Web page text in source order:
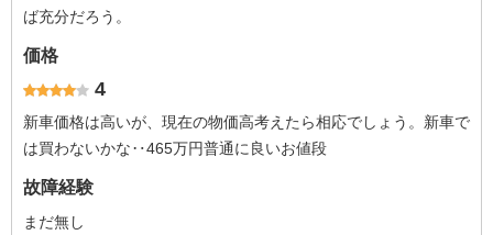
ば充分だろう。
価格
4
新車価格は高いが、現在の物価高考えたら相応でしょう。新車で
は買わないかな‥465万円普通に良いお値段
故障経験
まだ無し